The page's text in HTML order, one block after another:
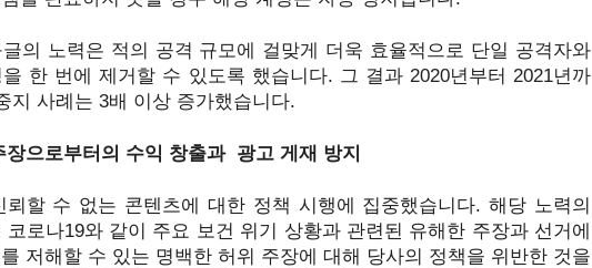
의 노력은 적의 공격 규모에 걸맞게 더욱 효율적으로 단일 공격자와
한 번에 제거할 수 있도록 했습니다. 그 결과 2020년부터 2021년까
지 사례는 3배 이상 증가했습니다.
으로부터의 수익 창출과  광고 게재 방지
뢰할 수 없는 콘텐츠에 대한 정책 시행에 집중했습니다. 해당 노력의
코로나19와 같이 주요 보건 위기 상황과 관련된 유해한 주장과 선거에
저해할 수 있는 명백한 허위 주장에 대해 당사의 정책을 위반한 것을